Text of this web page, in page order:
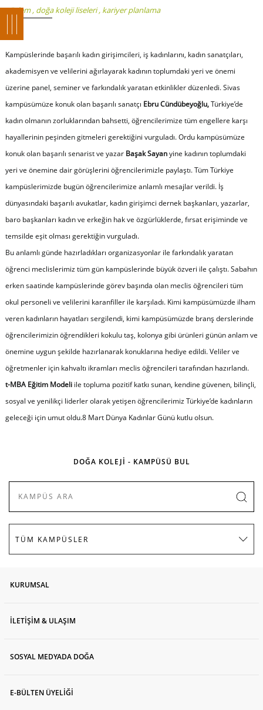
gözlem, doğa koleji liseleri, kariyer planlama
Kampüslerinde başarılı kadın girişimcileri, iş kadınlarını, kadın sanatçıları,
akademisyen ve velilerini ağırlayarak kadının toplumdaki yeri ve önemi
üzerine panel, seminer ve farkındalık yaratan etkinlikler düzenledi. Sivas
kampüsümüze konuk olan başarılı sanatçı Ebru Cündübeyoğlu,Türkiye’de
kadın olmanın zorluklarından bahsetti, öğrencilerimize tüm engellere karşı
hayallerinin peşinden gitmeleri gerektiğini vurguladı. Ordu kampüsümüze
konuk olan başarılı senarist ve yazarBaşak Sayanyine kadının toplumdaki
yeri ve önemine dair görüşlerini öğrencilerimizle paylaştı. Tüm Türkiye
kampüslerimizde bugün öğrencilerimize anlamlı mesajlar verildi. İş
dünyasındaki başarılı avukatlar, kadın girişimci dernek başkanları, yazarlar,
baro başkanları kadın ve erkeğin hak ve özgürlüklerde, fırsat erişiminde ve
temsilde eşit olması gerektiğin vurguladı.
Bu anlamlı günde hazırladıkları organizasyonlar ile farkındalık yaratan
öğrenci meclislerimiz tüm gün kampüslerinde büyük özveri ile çalıştı. Sabahın
erken saatinde kampüslerinde görev başında olan meclis öğrencileri tüm
okul personeli ve velilerini karanfiller ile karşıladı. Kimi kampüsümüzde ilham
veren kadınların hayatları sergilendi, kimi kampüsümüzde branş derslerinde
öğrencilerimizin öğrendikleri kokulu taş, kolonya gibi ürünleri günün anlam ve
önemine uygun şekilde hazırlanarak konuklarına hediye edildi. Veliler ve
öğretmenler için kahvaltı ikramları meclis öğrencileri tarafından hazırlandı.
t-MBA Eğitim Modeliile topluma pozitif katkı sunan, kendine güvenen, bilinçli,
sosyal ve yenilikçi liderler olarak yetişen öğrencilerimiz Türkiye’de kadınların
geleceği için umut oldu.8 Mart Dünya Kadınlar Günü kutlu olsun.
DOĞA KOLEJİ - KAMPÜSÜ BUL
KURUMSAL
İLETİŞİM & ULAŞIM
SOSYAL MEDYADA DOĞA
E-BÜLTEN ÜYELİĞİ